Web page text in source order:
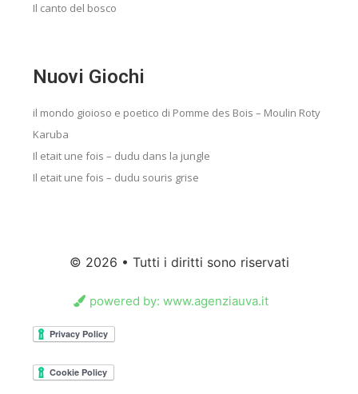
Il canto del bosco
Nuovi Giochi
il mondo gioioso e poetico di Pomme des Bois – Moulin Roty
Karuba
Il etait une fois – dudu dans la jungle
Il etait une fois – dudu souris grise
© 2026 • Tutti i diritti sono riservati
powered by: www.agenziauva.it